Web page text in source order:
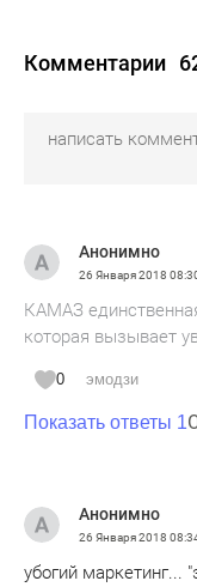
Комментарии
Анонимно
26 Января 2018
КАМАЗ
которая вызывает
0 эмодзи
Показать ответы 1
Анонимно
26 Января 2018
убогий маркетинг...